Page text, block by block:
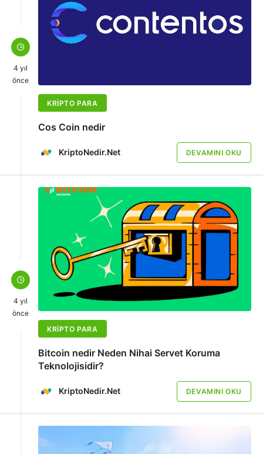
4 yıl
önce
KRIPTO PARA
Cos Coin nedir
KriptoNedir.Net DEVAMINI OKU
4 yıl
önce
KRIPTO PARA
Bitcoin nedir Neden Nihai Servet Koruma
Teknolojisidir?
KriptoNedir.Net DEVAMINI OKU